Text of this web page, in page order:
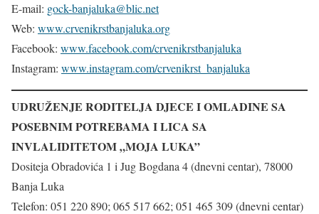
E-mail: gock-banjaluka@blic.net
Web: www.crvenikrstbanjaluka.org
Facebook: www.facebook.com/crvenikrstbanjaluka
Instagram: www.instagram.com/crvenikrst_banjaluka
UDRUŽENJE RODITELJA DJECE I OMLADINE SA
POSEBNIM POTREBAMA I LICA SA
INVLALIDITETOM „MOJA LUKA”
Dositeja Obradovića 1 i Jug Bogdana 4 (dnevni centar), 78000
Banja Luka
Telefon: 051 220 890; 065 517 662; 051 465 309 (dnevni centar)